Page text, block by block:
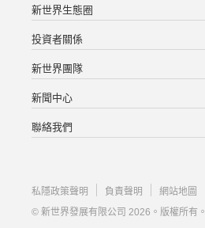
新世界生態圈
投資者關係
新世界團隊
新聞中心
聯絡我們
私隱政策聲明 負責聲明 網站地圖
© 新世界發展有限公司 2026。版權所有。